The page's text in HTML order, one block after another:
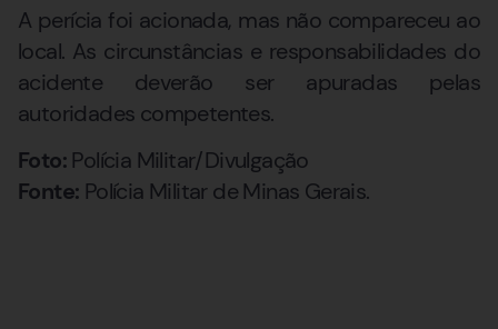
A perícia foi acionada, mas não compareceu ao
local. As circunstâncias e responsabilidades do
acidente deverão ser apuradas pelas
autoridades competentes.
Foto: Polícia Militar/Divulgação
Fonte: Polícia Militar de Minas Gerais.